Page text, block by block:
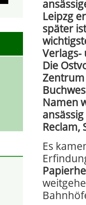
Leipzg
später
Verlags-
Die
Zentrum
Namen
Reclam,
Es